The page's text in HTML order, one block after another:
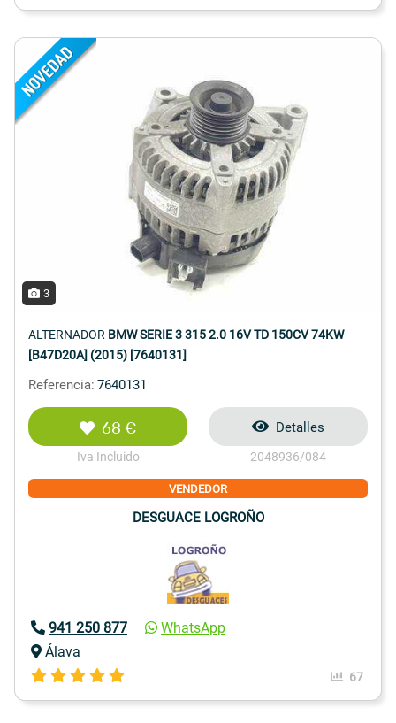
3
ALTERNADOR BMW SERIE 3 315 2.0 16V TD 150CV 74KW
[B47D20A] (2015) [7640131]
Referencia: 7640131
68 €
Iva Incluido
Detalles
2048936/084
VENDEDOR
DESGUACE LOGROÑO
941 250 877
WhatsApp
Álava
67